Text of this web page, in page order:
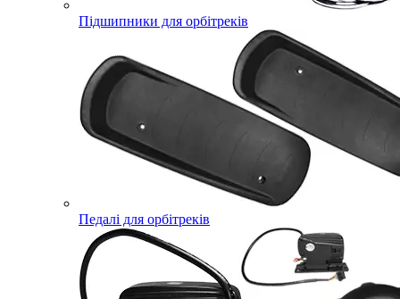
Підшипники для орбітреків
Педалі для орбітреків